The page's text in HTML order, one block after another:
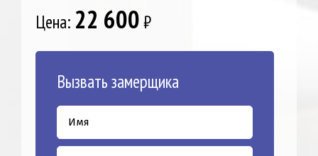
Цена: 22 600₽
Вызвать замерщика